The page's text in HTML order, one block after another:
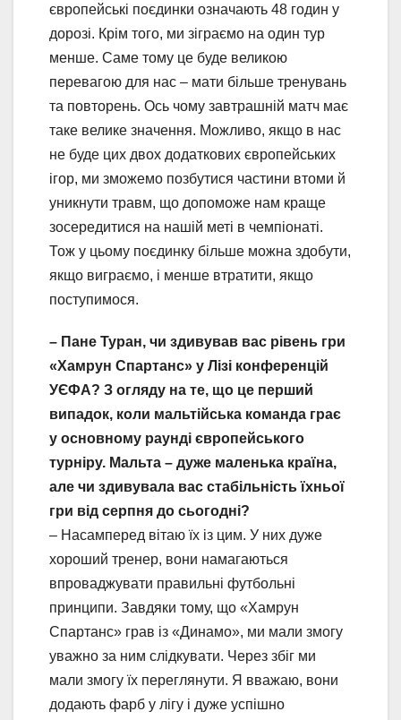
європейські поєдинки означають 48 годин у
дорозі. Крім того, ми зіграємо на один тур
менше. Саме тому це буде великою
перевагою для нас – мати більше тренувань
та повторень. Ось чому завтрашній матч має
таке велике значення. Можливо, якщо в нас
не буде цих двох додаткових європейських
ігор, ми зможемо позбутися частини втоми й
уникнути травм, що допоможе нам краще
зосередитися на нашій меті в чемпіонаті.
Тож у цьому поєдинку більше можна здобути,
якщо виграємо, і менше втратити, якщо
поступимося.
– Пане Туран, чи здивував вас рівень гри
«Хамрун Спартанс» у Лізі конференцій
УЄФА? З огляду на те, що це перший
випадок, коли мальтійська команда грає
у основному раунді європейського
турніру. Мальта – дуже маленька країна,
але чи здивувала вас стабільність їхньої
гри від серпня до сьогодні?
– Насамперед вітаю їх із цим. У них дуже
хороший тренер, вони намагаються
впроваджувати правильні футбольні
принципи. Завдяки тому, що «Хамрун
Спартанс» грав із «Динамо», ми мали змогу
уважно за ним слідкувати. Через збіг ми
мали змогу їх переглянути. Я вважаю, вони
додають фарб у лігу і дуже успішно